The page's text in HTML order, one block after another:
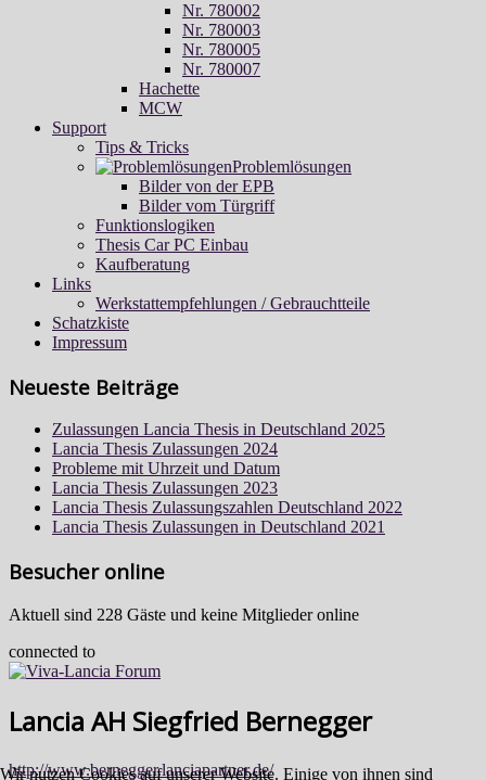
Nr. 780002
Nr. 780003
Nr. 780005
Nr. 780007
Hachette
MCW
Support
Tips & Tricks
Problemlösungen
Bilder von der EPB
Bilder vom Türgriff
Funktionslogiken
Thesis Car PC Einbau
Kaufberatung
Links
Werkstattempfehlungen / Gebrauchtteile
Schatzkiste
Impressum
Neueste Beiträge
Zulassungen Lancia Thesis in Deutschland 2025
Lancia Thesis Zulassungen 2024
Probleme mit Uhrzeit und Datum
Lancia Thesis Zulassungen 2023
Lancia Thesis Zulassungszahlen Deutschland 2022
Lancia Thesis Zulassungen in Deutschland 2021
Besucher online
Aktuell sind 228 Gäste und keine Mitglieder online
connected to
Lancia AH Siegfried Bernegger
http://www.bernegger.lanciapartner.de/
Wir nutzen Cookies auf unserer Website. Einige von ihnen sind